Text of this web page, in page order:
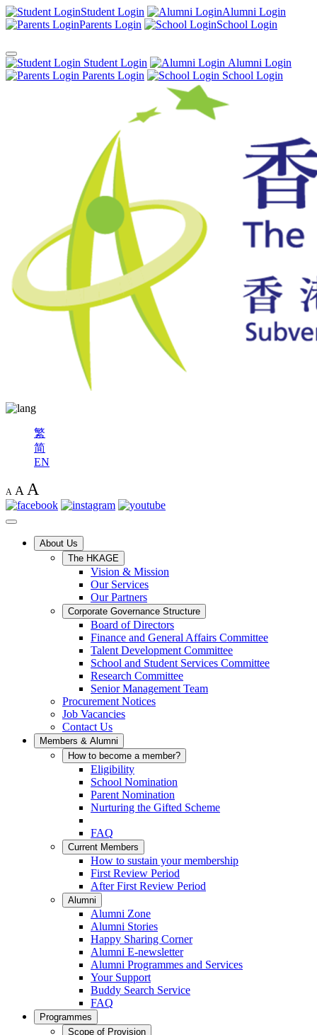
Student Login
Alumni Login
Parents Login
School Login
Student Login
Alumni Login
Parents Login
School Login
繁
简
EN
A A A
About Us
The HKAGE
Vision & Mission
Our Services
Our Partners
Corporate Governance Structure
Board of Directors
Finance and General Affairs Committee
Talent Development Committee
School and Student Services Committee
Research Committee
Senior Management Team
Procurement Notices
Job Vacancies
Contact Us
Members & Alumni
How to become a member?
Eligibility
School Nomination
Parent Nomination
Nurturing the Gifted Scheme
FAQ
Current Members
How to sustain your membership
First Review Period
After First Review Period
Alumni
Alumni Zone
Alumni Stories
Happy Sharing Corner
Alumni E-newsletter
Alumni Programmes and Services
Your Support
Buddy Search Service
FAQ
Programmes
Scope of Provision